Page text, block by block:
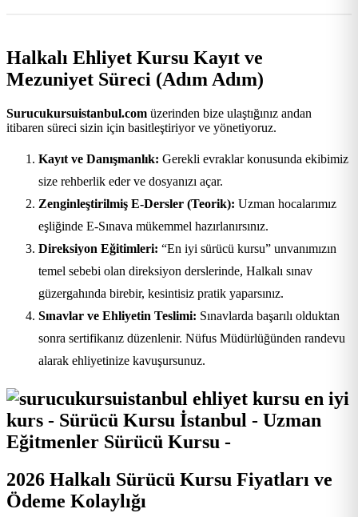
Halkalı Ehliyet Kursu Kayıt ve
Mezuniyet Süreci (Adım Adım)
Surucukursuistanbul.com üzerinden bize ulaştığınız andan
itibaren süreci sizin için basitleştiriyor ve yönetiyoruz.
Kayıt ve Danışmanlık: Gerekli evraklar konusunda ekibimiz
size rehberlik eder ve dosyanızı açar.
Zenginleştirilmiş E-Dersler (Teorik): Uzman hocalarımız
eşliğinde E-Sınava mükemmel hazırlanırsınız.
Direksiyon Eğitimleri: “En iyi sürücü kursu” unvanımızın
temel sebebi olan direksiyon derslerinde, Halkalı sınav
güzergahında birebir, kesintisiz pratik yaparsınız.
Sınavlar ve Ehliyetin Teslimi: Sınavlarda başarılı olduktan
sonra sertifikanız düzenlenir. Nüfus Müdürlüğünden randevu
alarak ehliyetinize kavuşursunuz.
2026 Halkalı Sürücü Kursu Fiyatları ve
Ödeme Kolaylığı